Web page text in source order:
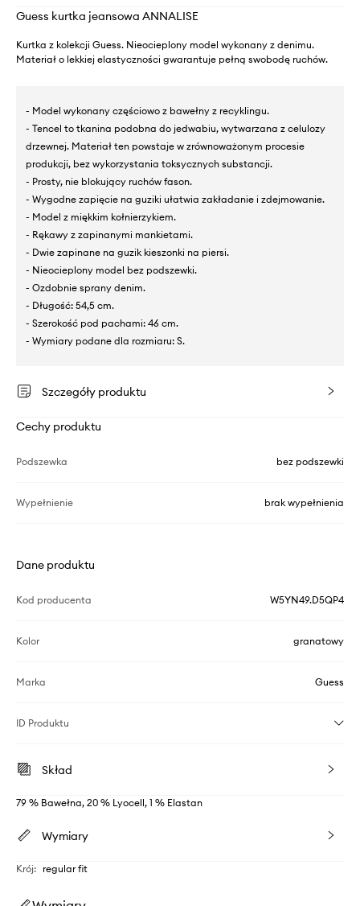
Guess kurtka jeansowa ANNALISE
Kurtka z kolekcji Guess. Nieocieplony model wykonany z denimu.
Materiał o lekkiej elastyczności gwarantuje pełną swobodę ruchów.
- Model wykonany częściowo z bawełny z recyklingu.
- Tencel to tkanina podobna do jedwabiu, wytwarzana z celulozy
drzewnej. Materiał ten powstaje w zrównoważonym procesie
produkcji, bez wykorzystania toksycznych substancji.
- Prosty, nie blokujący ruchów fason.
- Wygodne zapięcie na guziki ułatwia zakładanie i zdejmowanie.
- Model z miękkim kołnierzykiem.
- Rękawy z zapinanymi mankietami.
- Dwie zapinane na guzik kieszonki na piersi.
- Nieocieplony model bez podszewki.
- Ozdobnie sprany denim.
- Długość: 54,5 cm.
- Szerokość pod pachami: 46 cm.
- Wymiary podane dla rozmiaru: S.
Szczegóły produktu
Cechy produktu
Podszewka bez podszewki
Wypełnienie brak wypełnienia
Dane produktu
Kod producenta W5YN49.D5QP4
Kolor granatowy
Marka Guess
ID Produktu
Skład
79 % Bawełna, 20 % Lyocell, 1 % Elastan
Wymiary
Krój: regular fit